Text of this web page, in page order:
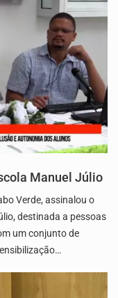
Manuel Júlio
Verde, assinalou o
destinada a pessoas
um conjunto de